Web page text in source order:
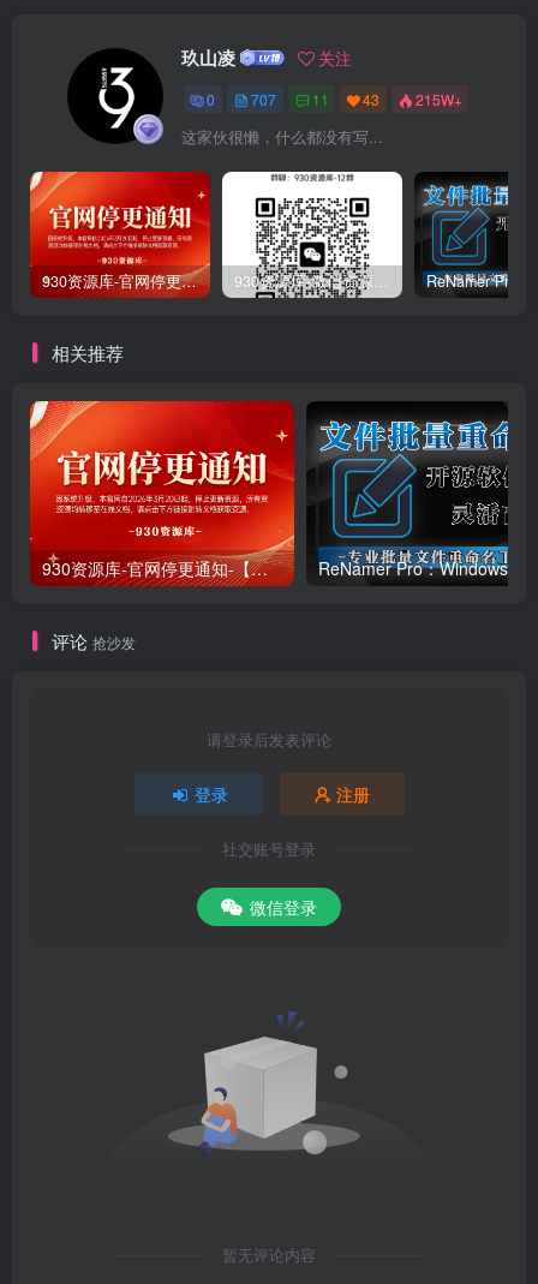
玖山凌 关注
0 707 11 43 215W+
这家伙很懒，什么都没有写...
930资源库-官网停更通知-【换在线文档更新-每日更新】 930资源库-微信资源12群【限时免费】开放入群中！！！
相关推荐
930资源库-官网停更通知-【换在线文档更新-每日更新】
评论 抢沙发
请登录后发表评论
登录 注册
社交账号登录
微信登录
暂无评论内容